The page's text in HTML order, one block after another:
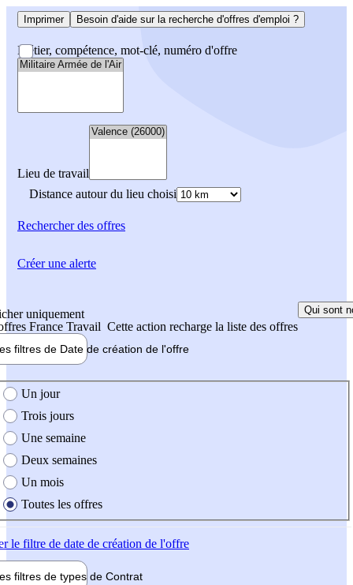
Imprimer Besoin d'aide sur la recherche d'offres d'emploi ?
Métier, compétence, mot-clé, numéro d'offre
Lieu de travail
Distance autour du lieu choisi
Rechercherdes offres
uniquement
France Travail Cette action recharge la liste des offres
Qui sont
filtres de Date de création de l'offre
création de l'offre
Un jour
Trois jours
Une semaine
Deux semaines
Un mois
Toutes les offres
le filtre de date de création de l'offre
filtres de types de Contrat
Créer une alerte